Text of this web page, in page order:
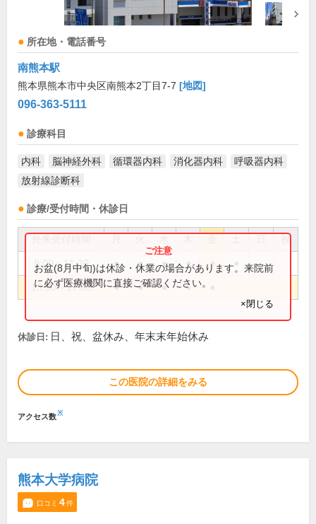
所在地・電話番号
南熊本駅
熊本県熊本市中央区南熊本2丁目7-7 [地図]
096-363-5111
診療科目
内科 脳神経外科 循環器内科 消化器内科
呼吸器内科
放射線診断科
診療/受付時間・休診日
祝
9:00～11:30 ● ● ● ● ●
13:30～17:00 ● ● ● ●
お盆(8月中旬)は休診・休業の場合があります。来院前
に必ず医療機関に直接ご確認ください。
×閉じる
休診日: 日、祝、盆休み、年末末年始休み
この医院の詳細をみる
アクセス数※
熊本大学病院
口コミ 4件